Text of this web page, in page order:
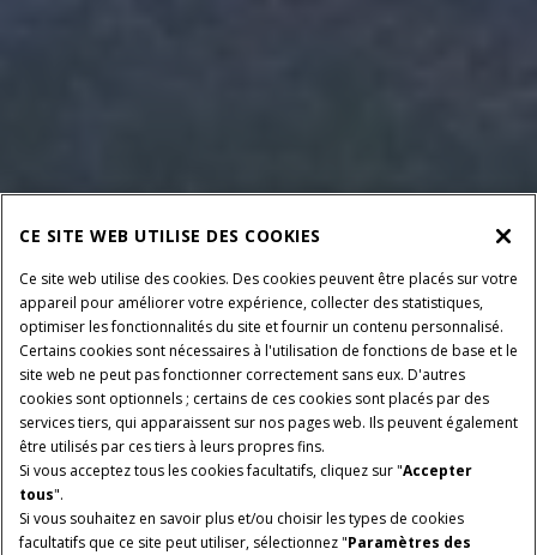
CE SITE WEB UTILISE DES COOKIES
Ce site web utilise des cookies. Des cookies peuvent être placés sur votre
appareil pour améliorer votre expérience, collecter des statistiques,
optimiser les fonctionnalités du site et fournir un contenu personnalisé.
Certains cookies sont nécessaires à l'utilisation de fonctions de base et le
site web ne peut pas fonctionner correctement sans eux. D'autres
cookies sont optionnels ; certains de ces cookies sont placés par des
services tiers, qui apparaissent sur nos pages web. Ils peuvent également
être utilisés par ces tiers à leurs propres fins.
Si vous acceptez tous les cookies facultatifs, cliquez sur "Accepter
tous".
Si vous souhaitez en savoir plus et/ou choisir les types de cookies
facultatifs que ce site peut utiliser, sélectionnez "Paramètres des